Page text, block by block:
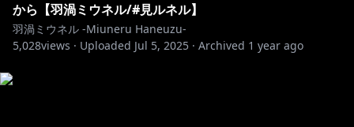
から【羽渦ミウネル/#見ルネル】
羽渦ミウネル -Miuneru Haneuzu-
5,028views · Uploaded Jul 5, 2025 · Archived 1 year ago